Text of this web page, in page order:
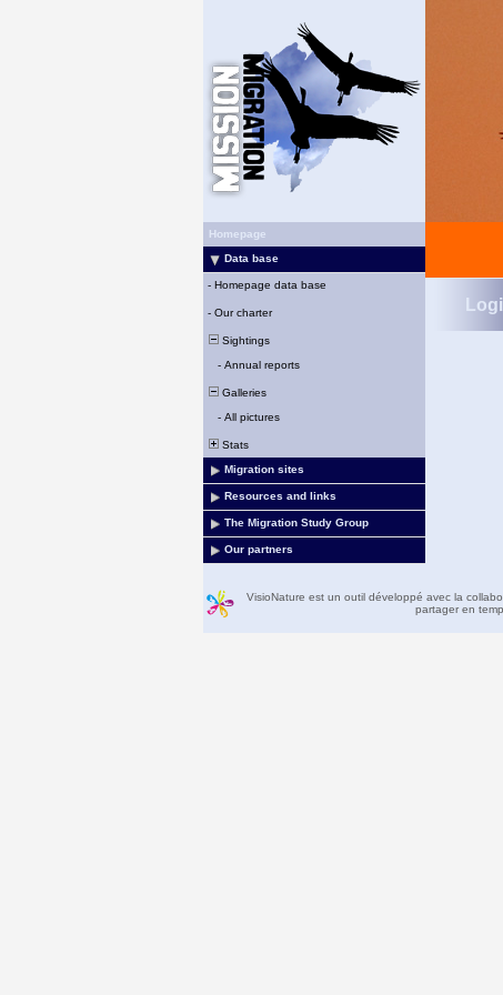
Homepage
Data base
- Homepage data base
- Our charter
Sightings
- Annual reports
Galleries
- All pictures
Stats
Migration sites
Resources and links
The Migration Study Group
Our partners
VisioNature est un outil développé avec la
partager en